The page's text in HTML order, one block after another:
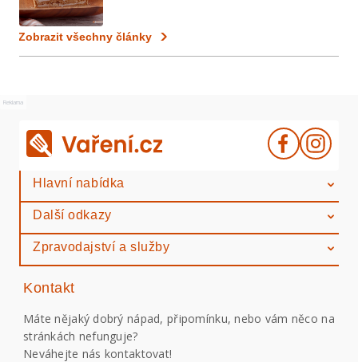
Zobrazit všechny články
Reklama
Hlavní nabídka
Další odkazy
Zpravodajství a služby
Kontakt
Máte nějaký dobrý nápad, připomínku, nebo vám něco na
stránkách nefunguje?
Neváhejte nás kontaktovat!